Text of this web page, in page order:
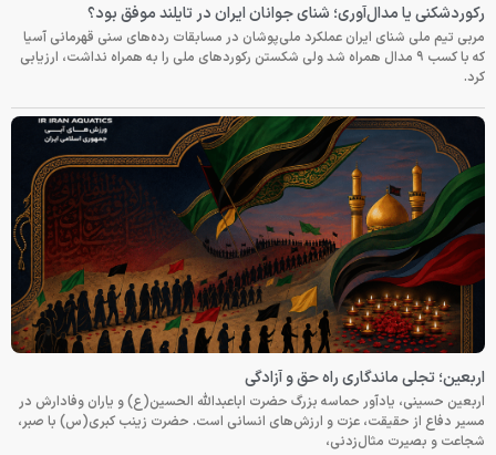
رکوردشکنی یا مدال‌آوری؛ شنای جوانان ایران در تایلند موفق بود؟
مربی تیم ملی شنای ایران عملکرد ملی‌پوشان در مسابقات رده‌های سنی قهرمانی آسیا
که با کسب ۹ مدال همراه شد ولی شکستن رکوردهای ملی را به همراه نداشت، ارزیابی
کرد.
اربعین؛ تجلی ماندگاری راه حق و آزادگی
اربعین حسینی، یادآور حماسه بزرگ حضرت اباعبدالله الحسین(ع) و یاران وفادارش در
مسیر دفاع از حقیقت، عزت و ارزش‌های انسانی است. حضرت زینب کبری(س) با صبر،
شجاعت و بصیرت مثال‌زدنی،